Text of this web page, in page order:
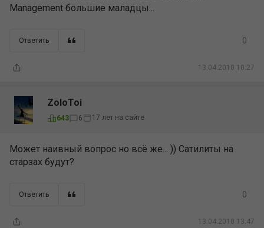
Management большие маладцы...
Ответить
13.04.2010 10:27
0
ZoloToi
643 6 17 лет на сайте
Может наивный вопрос но всё же... )) Сатилиты на
старзах будут?
Ответить
13.04.2010 13:47
0